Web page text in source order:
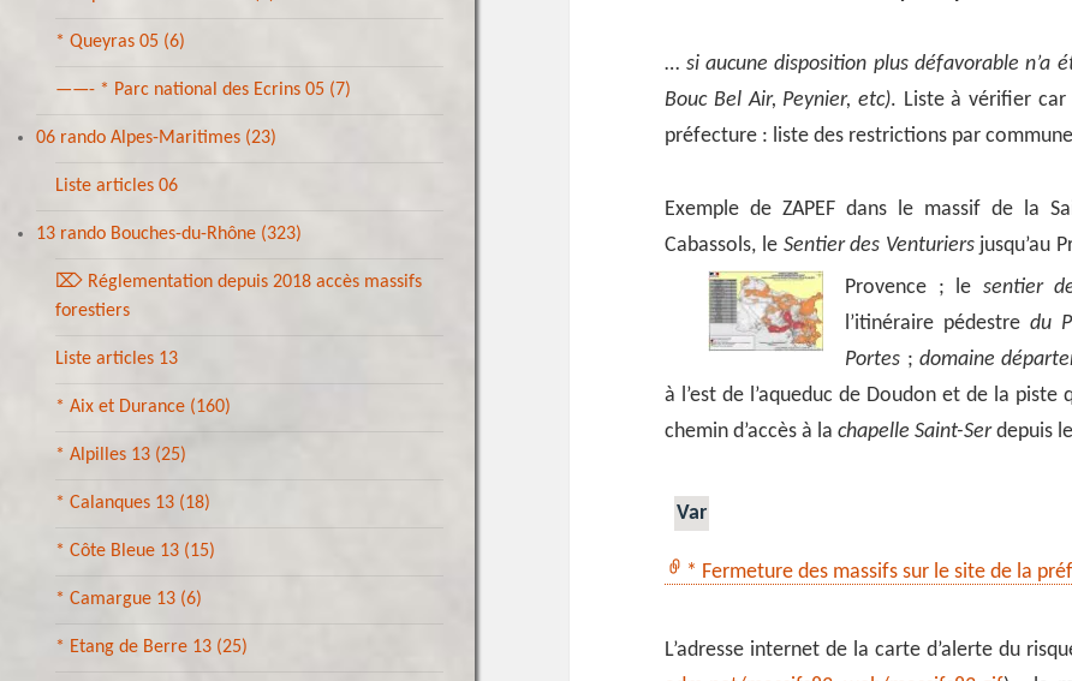
* Queyras 05 (6)
——- * Parc national des Ecrins 05 (7)
06 rando Alpes-Maritimes (23)
Liste articles 06
13 rando Bouches-du-Rhône (323)
⌦ Réglementation depuis 2018 accès massifs
forestiers
Liste articles 13
* Aix et Durance (160)
* Alpilles 13 (25)
* Calanques 13 (18)
* Côte Bleue 13 (15)
* Camargue 13 (6)
* Etang de Berre 13 (25)
… si aucune disposition plus défavorable n’a
Bouc Bel Air, Peynier, etc). Liste à vérifier car
préfecture : liste des restrictions par commune
Exemple de ZAPEF dans le massif de la
Cabassols, le Sentier des Venturiersjusqu’au
Provence ; le sentier
l’itinéraire pédestredu
Portes ; domaine
à l’est de l’aqueduc de Doudon et de la
chemin d’accès à lachapelle Saint-Serdepuis
Var
* Fermeture des massifs sur le site de la
L’adresse internet de la carte d’alerte du